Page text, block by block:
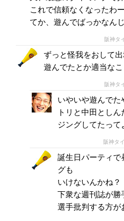
これで信頼なくなったわー
てか、遊んでばっかなん
阪神タ
ずっと怪我をおして
遊んでたとか適当な
阪神タ
いやいや遊んでた
トリと中田とし
ジングしてたって
阪神タ
誕生日パーティ
グも
いけないんかね？
下衆な週刊誌が勝
選手批判する方が